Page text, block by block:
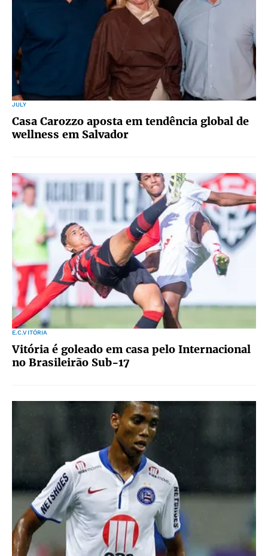
JULY
Casa Carozzo aposta em tendência global de
wellness em Salvador
E.C.VITÓRIA
Vitória é goleado em casa pelo Internacional
no Brasileirão Sub-17